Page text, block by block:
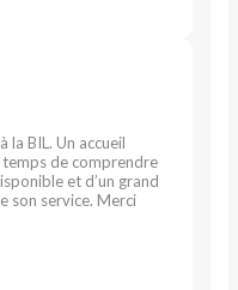
BIL. Un accueil
de comprendre
et d’un grand
son service. Merci